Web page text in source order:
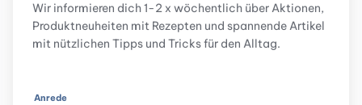
Wir informieren dich 1-2 x wöchentlich über Aktionen,
Produktneuheiten mit Rezepten und spannende Artikel
mit nützlichen Tipps und Tricks für den Alltag.
Anrede